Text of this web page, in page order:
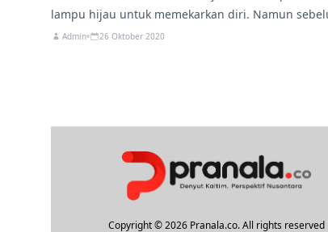
lampu hijau untuk memekarkan diri. Namun
Admin 26 Oktober 2020
Copyright © 2026 Pranala.co. All rights reserved